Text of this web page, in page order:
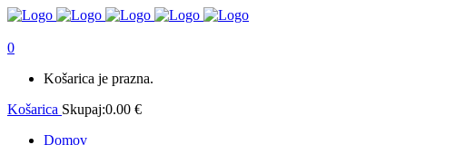
0
Košarica je prazna.
Košarica Skupaj:0.00 €
Domov